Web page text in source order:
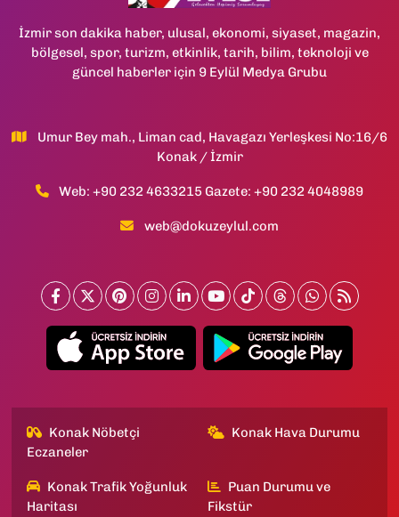
İzmir son dakika haber, ulusal, ekonomi, siyaset, magazin,
bölgesel, spor, turizm, etkinlik, tarih, bilim, teknoloji ve
güncel haberler için 9 Eylül Medya Grubu
Umur Bey mah., Liman cad, Havagazı Yerleşkesi No:16/6
Konak / İzmir
Web: +90 232 4633215 Gazete: +90 232 4048989
web@dokuzeylul.com
Konak Nöbetçi
Eczaneler
Konak Hava Durumu
Konak Trafik Yoğunluk
Haritası
Puan Durumu ve
Fikstür